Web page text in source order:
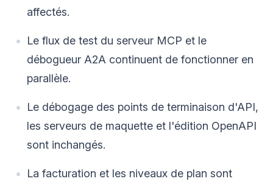
affectés.
Le flux de test du serveur MCP et le
débogueur A2A continuent de fonctionner en
parallèle.
Le débogage des points de terminaison d'API,
les serveurs de maquette et l'édition OpenAPI
sont inchangés.
La facturation et les niveaux de plan sont